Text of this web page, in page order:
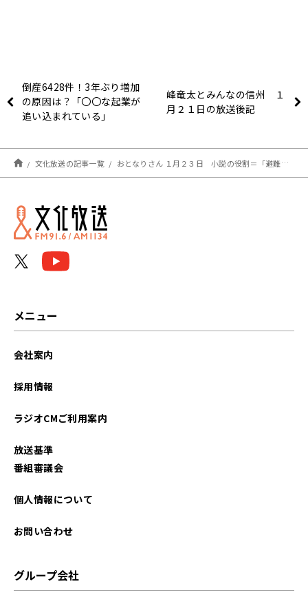
倒産6428件！3年ぶり増加
の原因は？「〇〇な起業が
追い込まれている」
峰竜太とみんなの信州 １
月２１日の放送後記
文化放送の記事一覧 おとなりさん １月２３日 小説の役割＝「避難所」の意味とは？
メニュー
会社案内
採用情報
ラジオCMご利用案内
放送基準
番組審議会
個人情報について
お問い合わせ
グループ会社